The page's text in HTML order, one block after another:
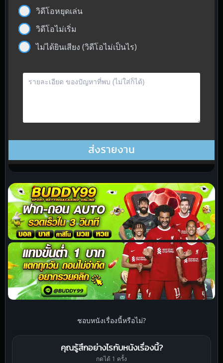
วิดีโอหยุดเล่น
วิดีโอไม่เริ่ม
ไม่ได้ยินเสียง (วิดีโอไม่เป็นไร)
ชอบหนังเรื่องนี้หรือไม่?
คุณรู้สึกอย่างไรกับหนังเรื่องนี้?
กดได้ 1 ครั้ง